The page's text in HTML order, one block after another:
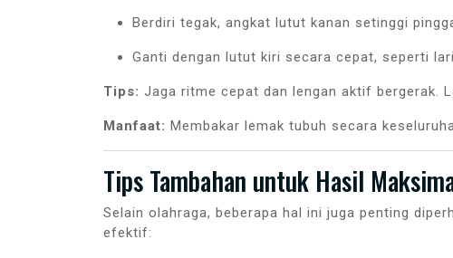
Berdiri tegak, angkat lutut kanan setinggi
Ganti dengan lutut kiri secara cepat, seperti
Tips: Jaga ritme cepat dan lengan aktif bergerak.
Manfaat: Membakar lemak tubuh secara
Tips Tambahan untuk Hasil
Selain olahraga, beberapa hal ini juga penting
efektif: